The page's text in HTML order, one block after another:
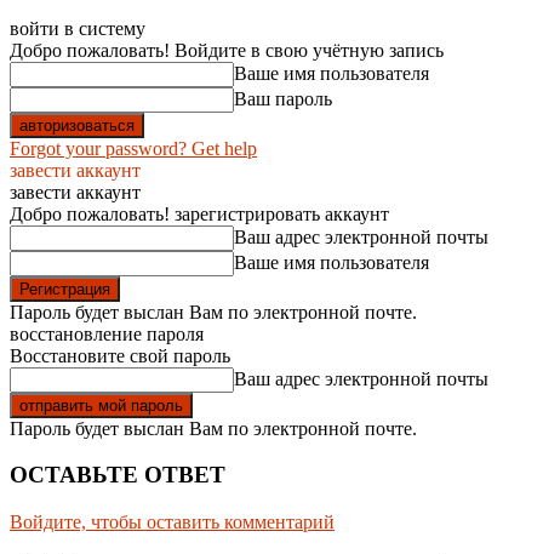
войти в систему
Добро пожаловать! Войдите в свою учётную запись
Ваше имя пользователя
Ваш пароль
Forgot your password? Get help
завести аккаунт
завести аккаунт
Добро пожаловать! зарегистрировать аккаунт
Ваш адрес электронной почты
Ваше имя пользователя
Пароль будет выслан Вам по электронной почте.
восстановление пароля
Восстановите свой пароль
Ваш адрес электронной почты
Пароль будет выслан Вам по электронной почте.
ОСТАВЬТЕ ОТВЕТ
Войдите, чтобы оставить комментарий